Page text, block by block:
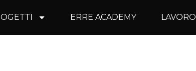
ERRE ACADEMY LAVORO